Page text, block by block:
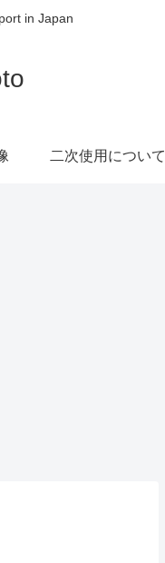
in Japan
二次使用について